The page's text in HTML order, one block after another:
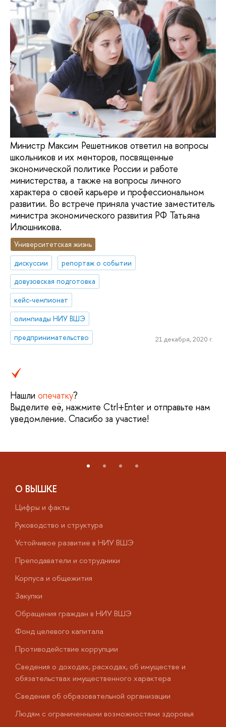
Министр Максим Решетников ответил на вопросы
школьников и их менторов, посвященные
экономической политике России и работе
министерства, а также на вопросы личного
характера о своей карьере и профессиональном
развитии. Во встрече приняла участие заместитель
министра экономического развития РФ Татьяна
Илюшникова.
Университетская жизнь
дискуссии
репортаж о событии
довузовская подготовка
кейс-чемпионат
олимпиады НИУ ВШЭ
предпринимательство
21 декабря, 2020 г.
Нашли опечатку?
Выделите её, нажмите Ctrl+Enter и отправьте нам
уведомление. Спасибо за участие!
О ВЫШКЕ
Цифры и факты
Руководство и структура
Устойчивое развитие в НИУ ВШЭ
Преподаватели и сотрудники
Корпуса и общежития
Закупки
Обращения граждан в НИУ ВШЭ
Фонд целевого капитала
Противодействие коррупции
Сведения о доходах, расходах, об имуществе и
обязательствах имущественного характера
Сведения об образовательной организации
Людям с ограниченными возможностями здоровья